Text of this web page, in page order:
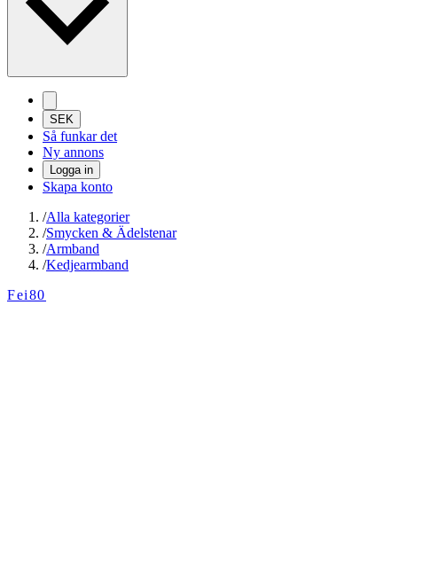
SEK
Så funkar det
Ny annons
Logga in
Skapa konto
/Alla kategorier
/Smycken & Ädelstenar
/Armband
/Kedjearmband
Fei80